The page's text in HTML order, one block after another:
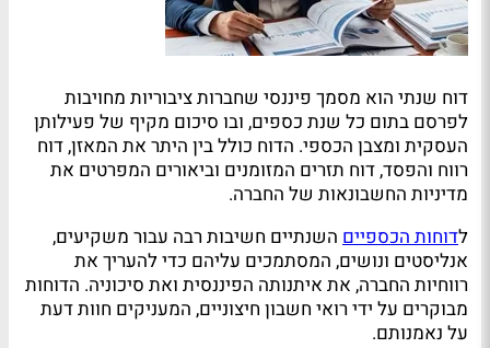
דוח שנתי הוא מסמך פיננסי שחברות ציבוריות מחויבות
לפרסם בתום כל שנת כספים, ובו סיכום מקיף של פעילותן
העסקית ומצבן הכספי. הדוח כולל בין היתר את המאזן, דוח
רווח והפסד, דוח תזרים המזומנים וביאורים המפרטים את
מדיניות החשבונאות של החברה.
לדוחות הכספיים השנתיים חשיבות רבה עבור משקיעים,
אנליסטים ונושים, המסתמכים עליהם כדי להעריך את
רווחיות החברה, את איתנותה הפיננסית ואת סיכוניה. הדוחות
מבוקרים על ידי רואי חשבון חיצוניים, המעניקים חוות דעת
על נאמנותם.